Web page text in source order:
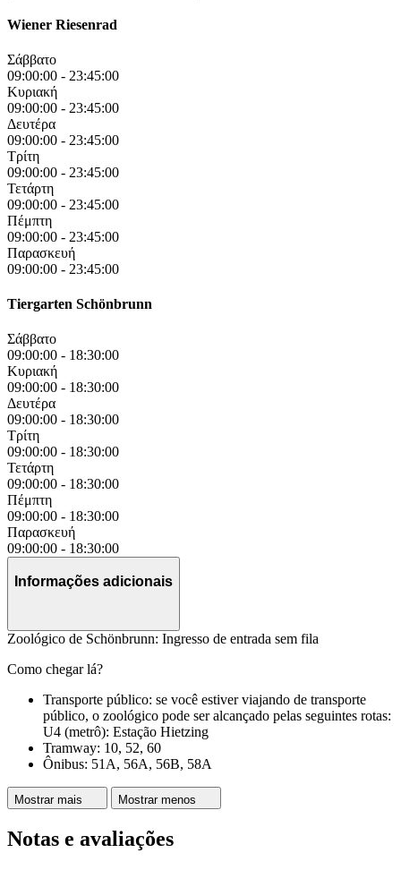
Wiener Riesenrad
Σάββατο
09:00:00 - 23:45:00
Κυριακή
09:00:00 - 23:45:00
Δευτέρα
09:00:00 - 23:45:00
Τρίτη
09:00:00 - 23:45:00
Τετάρτη
09:00:00 - 23:45:00
Πέμπτη
09:00:00 - 23:45:00
Παρασκευή
09:00:00 - 23:45:00
Tiergarten Schönbrunn
Σάββατο
09:00:00 - 18:30:00
Κυριακή
09:00:00 - 18:30:00
Δευτέρα
09:00:00 - 18:30:00
Τρίτη
09:00:00 - 18:30:00
Τετάρτη
09:00:00 - 18:30:00
Πέμπτη
09:00:00 - 18:30:00
Παρασκευή
09:00:00 - 18:30:00
Informações adicionais
Zoológico de Schönbrunn: Ingresso de entrada sem fila
Como chegar lá?
Transporte público: se você estiver viajando de transporte
público, o zoológico pode ser alcançado pelas seguintes rotas:
U4 (metrô): Estação Hietzing
Tramway: 10, 52, 60
Ônibus: 51A, 56A, 56B, 58A
Mostrar mais Mostrar menos
Notas e avaliações